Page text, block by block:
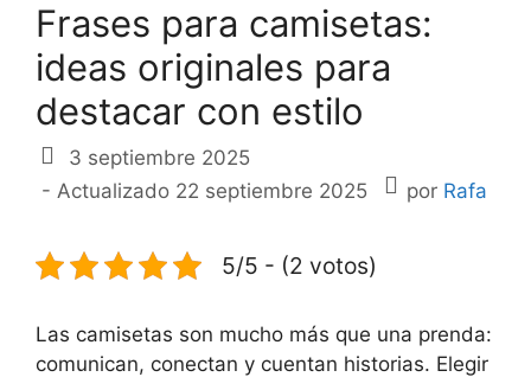
Frases para camisetas:
ideas originales para
destacar con estilo
3 septiembre 2025
- Actualizado 22 septiembre 2025
por Rafa
5/5 - (2 votos)
Las camisetas son mucho más que una prenda:
comunican, conectan y cuentan historias. Elegir